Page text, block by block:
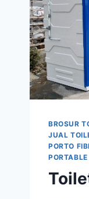
BROSUR
JUAL
PORTO
PORTABLE